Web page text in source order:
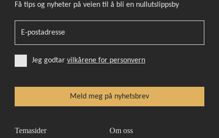
Få tips og nyheter på veien til å bli en nullutslippsby
Jeg godtar vilkårene for personvern
Temasider Om oss